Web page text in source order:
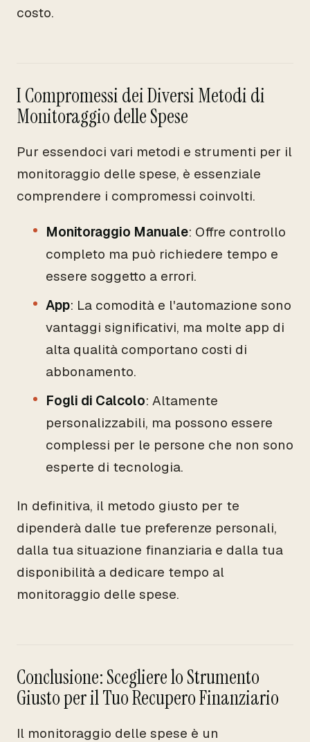
costo.
I Compromessi dei Diversi Metodi di
Monitoraggio delle Spese
Pur essendoci vari metodi e strumenti per il
monitoraggio delle spese, è essenziale
comprendere i compromessi coinvolti.
Monitoraggio Manuale: Offre controllo
completo ma può richiedere tempo e
essere soggetto a errori.
App: La comodità e l'automazione sono
vantaggi significativi, ma molte app di
alta qualità comportano costi di
abbonamento.
Fogli di Calcolo: Altamente
personalizzabili, ma possono essere
complessi per le persone che non sono
esperte di tecnologia.
In definitiva, il metodo giusto per te
dipenderà dalle tue preferenze personali,
dalla tua situazione finanziaria e dalla tua
disponibilità a dedicare tempo al
monitoraggio delle spese.
Conclusione: Scegliere lo Strumento
Giusto per il Tuo Recupero Finanziario
Il monitoraggio delle spese è un